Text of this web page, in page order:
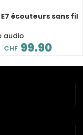
E7 écouteurs sans fil
30 heures de
audio
CHF 99.90